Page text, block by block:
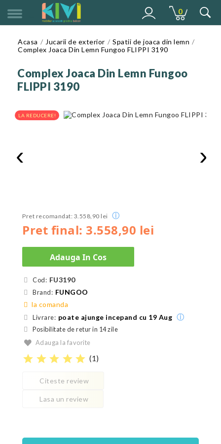
0
Acasa Jucarii de exterior
Spatii de joaca din lemn
Complex Joaca Din Lemn Fungoo FLIPPI 3190
Complex Joaca Din Lemn Fungoo
FLIPPI 3190
LA REDUCERE!
‹ ›
Pret final: 3.558,90 lei
Pret recomandat: 3.558,90 lei ⓘ
Adauga In Cos
Cod: FU3190
Brand: FUNGOO
la comanda
Livrare: poate ajunge incepand cu 19 Aug ⓘ
Posibilitate de retur in 14 zile
Adauga la favorite
star star star star star (1)
Citeste review
Lasa un review